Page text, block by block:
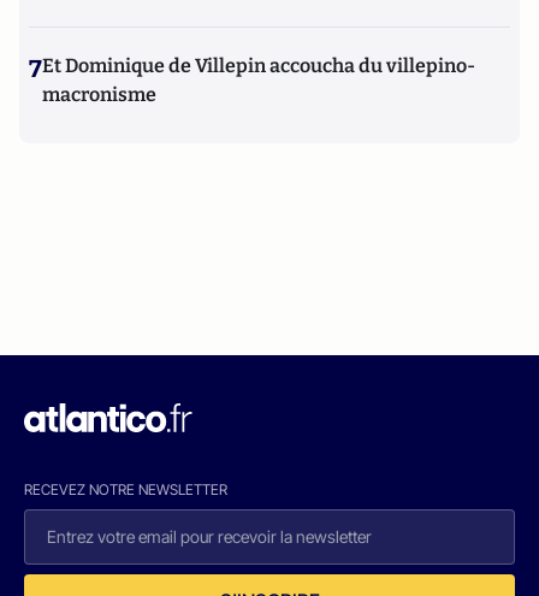
7Et Dominique de Villepin accoucha du villepino-
macronisme
RECEVEZ NOTRE NEWSLETTER